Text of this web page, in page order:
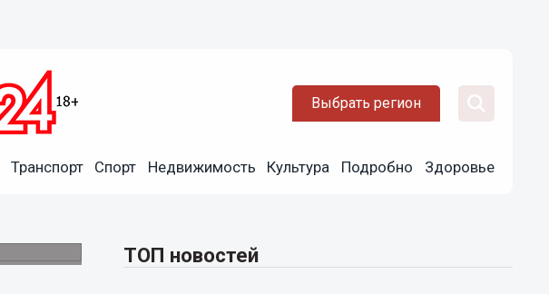
Выбрать регион
Транспорт Спорт Недвижимость Культура Подробно Здоровье
ТОП новостей